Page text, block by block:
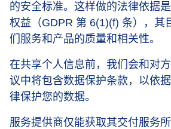
的安全标准。这样做的法律依据
权益（GDPR 第 6(1)(f) 条），其
们服务和产品的质量和相关性。
在共享个人信息前，我们会和对
议中将包含数据保护条款，以依
律保护您的数据。
服务提供商仅能获取其交付服务